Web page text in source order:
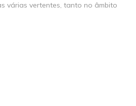
várias vertentes, tanto no âmbito